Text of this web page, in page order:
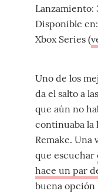
Lanzamiento:
Disponible
Xbox Series (
Uno de los
da el salto a
que aún no
continuaba la
Remake. Una
que escuchar
hace un par
buena opción